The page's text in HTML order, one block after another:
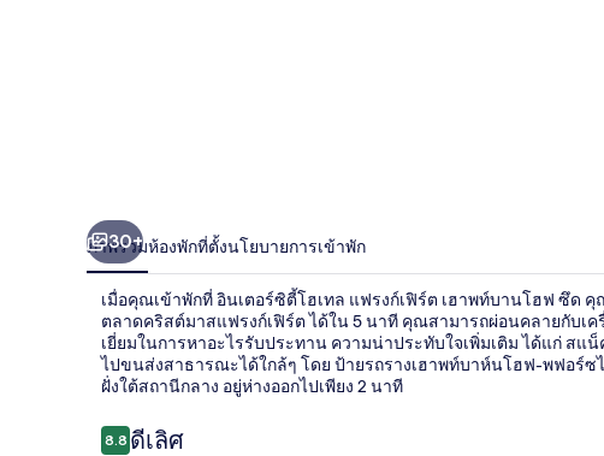
โฮฟ
ซึด
30+
ภาพรวมห้องพักที่ตั้งนโยบายการเข้าพัก
เมื่อคุณเข้าพักที่ อินเตอร์ซิตี้โฮเทล แฟรงก์เฟิร์ต เฮาพท์บานโฮฟ ซึด
ตลาดคริสต์มาสแฟรงก์เฟิร์ต ได้ใน 5 นาที คุณสามารถผ่อนคลายกับเ
เยี่ยมในการหาอะไรรับประทาน ความน่าประทับใจเพิ่มเติม ได้แก่ ส
ไปขนส่งสาธารณะได้ใกล้ๆ โดย ป้ายรถรางเฮาพท์บาห์นโฮฟ-พฟอร์ซ
ฝั่งใต้สถานีกลาง อยู่ห่างออกไปเพียง 2 นาที
รีวิว
8.88.8 จาก 10
ดีเลิศ